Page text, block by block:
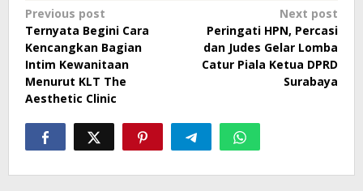
Post
navigation
Previous post
Ternyata Begini Cara
Kencangkan Bagian
Intim Kewanitaan
Menurut KLT The
Aesthetic Clinic
Next post
Peringati HPN, Percasi
dan Judes Gelar Lomba
Catur Piala Ketua DPRD
Surabaya